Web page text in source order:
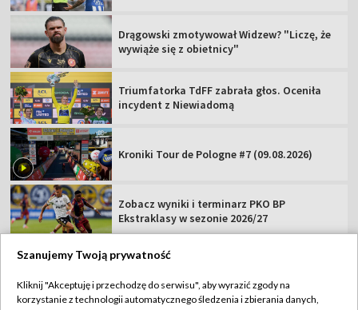
Drągowski zmotywował Widzew? "Liczę, że
wywiąże się z obietnicy"
Triumfatorka TdFF zabrała głos. Oceniła
incydent z Niewiadomą
Kroniki Tour de Pologne #7 (09.08.2026)
Zobacz wyniki i terminarz PKO BP
Ekstraklasy w sezonie 2026/27
TVP
Szanujemy Twoją prywatność
Kliknij "Akceptuję i przechodzę do serwisu", aby wyrazić zgody na
korzystanie z technologii automatycznego śledzenia i zbierania danych,